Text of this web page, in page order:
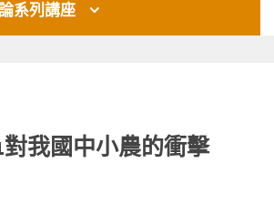
系列講座
我國中小農的衝擊